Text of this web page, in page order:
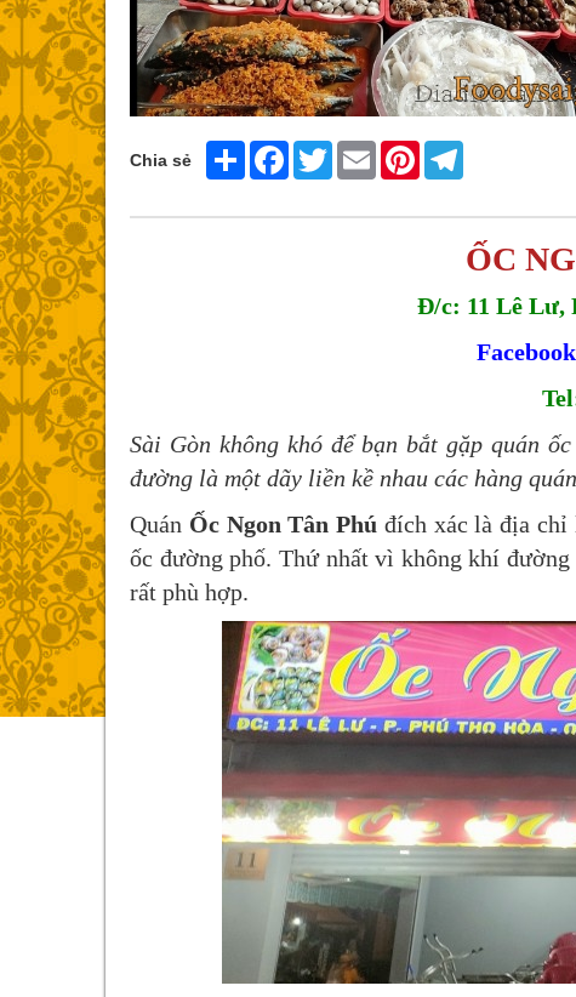
Chia sẻ Share FacebookTwitter Email Pinterest
ỐC
Đ/c: 11 Lê Lư,
Sài Gòn không khó để bạn bắt gặp quán
đường là một dãy liền kề nhau các hàng
Quán Ốc Ngon Tân Phú đích xác là địa chỉ
ốc đường phố. Thứ nhất vì không khí
rất phù hợp.